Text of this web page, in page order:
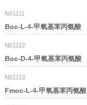
N01111
Boc-L-4-甲氧基苯丙氨酸
N01112
Boc-D-4-甲氧基苯丙氨酸
N01113
Fmoc-L-4-甲氧基苯丙氨酸